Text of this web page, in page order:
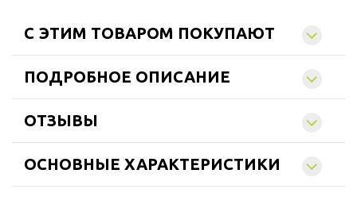
C ЭТИМ ТОВАРОМ ПОКУПАЮТ
ПОДРОБНОЕ ОПИСАНИЕ
ОТЗЫВЫ
ОСНОВНЫЕ ХАРАКТЕРИСТИКИ